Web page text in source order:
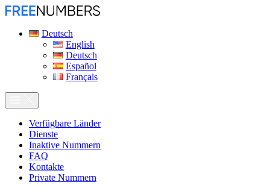
Deutsch
English
Deutsch
Español
Français
Verfügbare Länder
Dienste
Inaktive Nummern
FAQ
Kontakte
Private Nummern